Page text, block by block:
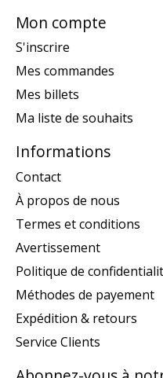
Mon compte
S'inscrire
Mes commandes
Mes billets
Ma liste de souhaits
Informations
Contact
À propos de nous
Termes et conditions
Avertissement
Politique de
Méthodes de payement
Expédition & retours
Service Clients